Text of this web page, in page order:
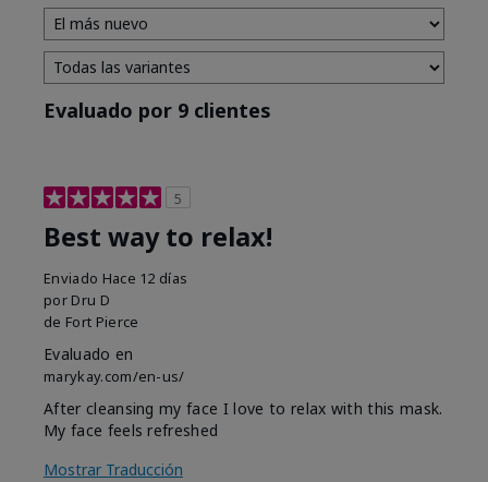
Evaluado por 9 clientes
5
Best way to relax!
Enviado Hace 12 días
por Dru D
de Fort Pierce
Evaluado en
marykay.com/en-us/
After cleansing my face I love to relax with this mask.
My face feels refreshed
Mostrar Traducción